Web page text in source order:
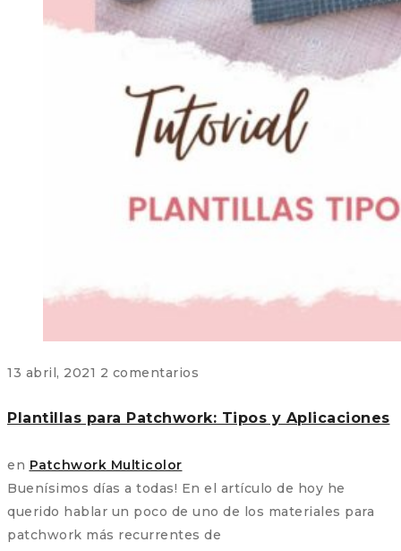
13 abril, 2021 2 comentarios
Plantillas para Patchwork: Tipos y Aplicaciones
en Patchwork Multicolor
Buenísimos días a todas! En el artículo de hoy he
querido hablar un poco de uno de los materiales para
patchwork más recurrentes de